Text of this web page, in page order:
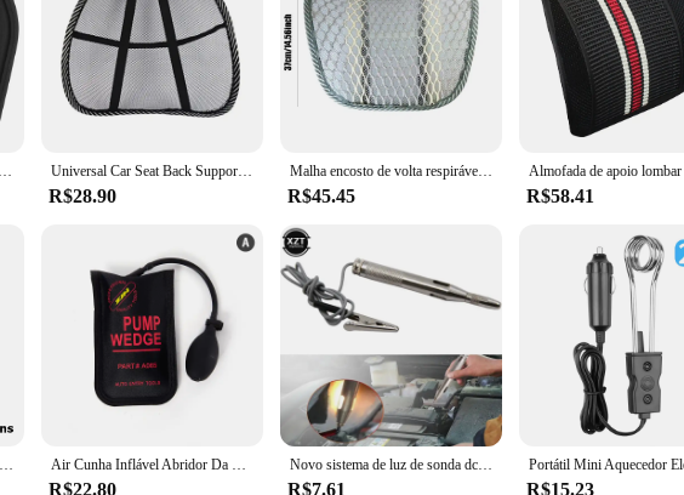
confortável, cintura, apoio lombar, corretor de postura, dor lombar, almofada ortopédica Universal Car Seat Back Support, lombar Suporte Almofada, Mesh Pad, Ventilado, Cool Almofadas, Auto Cadeira, Escritório, Casa, Acessórios Do Carro
R$28.90
Malha encosto de volta respirável gelo seda cadeira ergonômica apoio lombar macio carro apoio lombar resistente almofada de apoio traseiro para carro
R$45.45 R$58.41
Xtool anyscan a30m obd2 scanner teste ativo ferramenta de diagnóstico do carro abs leitor código sangramento auto vin vida atualização gratuita Air Cunha Inflável Abridor Da Porta Do Carro Auto Air Bag, Bomba de Mão Amortecida, Novo, TPU, 420D Composto Pano, 1Pc
R$22.80
Novo sistema de luz de sonda dc 6v 12v 24v, lâmpada de sonda de teste, testador de circuito de luz de carro, lâmpada de teste de tensão, detector de cobre
R$7.61 R$15.23